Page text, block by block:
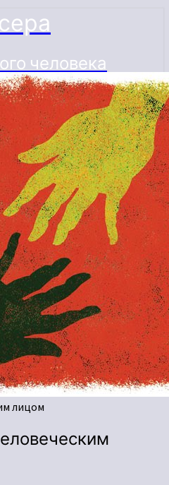
человека
лицом